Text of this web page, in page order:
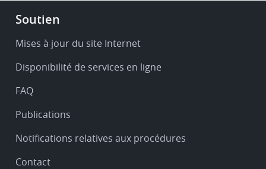
Footer
Service
support
Soutien
Mises à jour du site Internet
Disponibilité de services en ligne
FAQ
Publications
Notifications relatives aux procédures
Contact